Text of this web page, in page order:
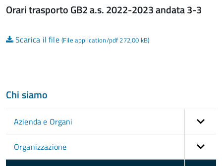
Orari trasporto GB2 a.s. 2022-2023 andata 3-3
Scarica il file (File application/pdf 272,00 kB)
Chi siamo
Azienda e Organi
Organizzazione